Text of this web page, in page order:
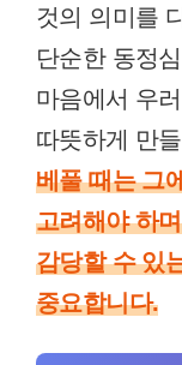
것의 의미를
단순한 동정
마음에서 우
따뜻하게 만
베풀 때는 그
고려해야 하
감당할 수 있
중요합니다.